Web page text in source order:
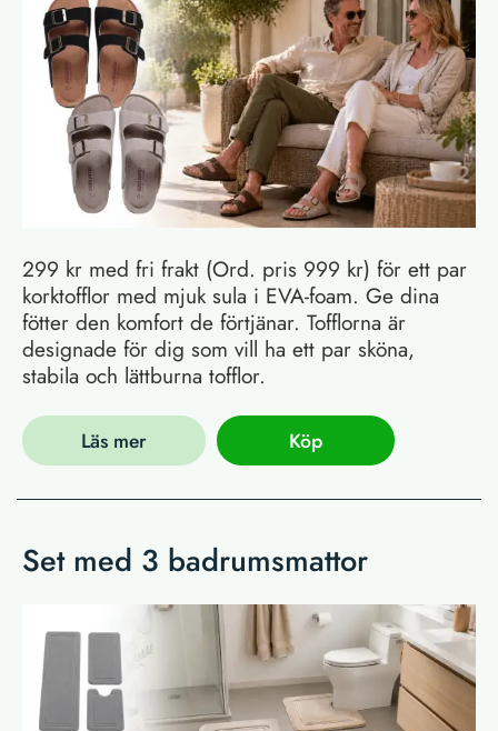
299 kr med fri frakt (Ord. pris 999 kr) för ett par
korktofflor med mjuk sula i EVA-foam. Ge dina
fötter den komfort de förtjänar. Tofflorna är
designade för dig som vill ha ett par sköna,
stabila och lättburna tofflor.
Läs mer Köp
Set med 3 badrumsmattor